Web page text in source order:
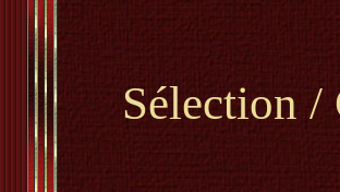
Sélection /